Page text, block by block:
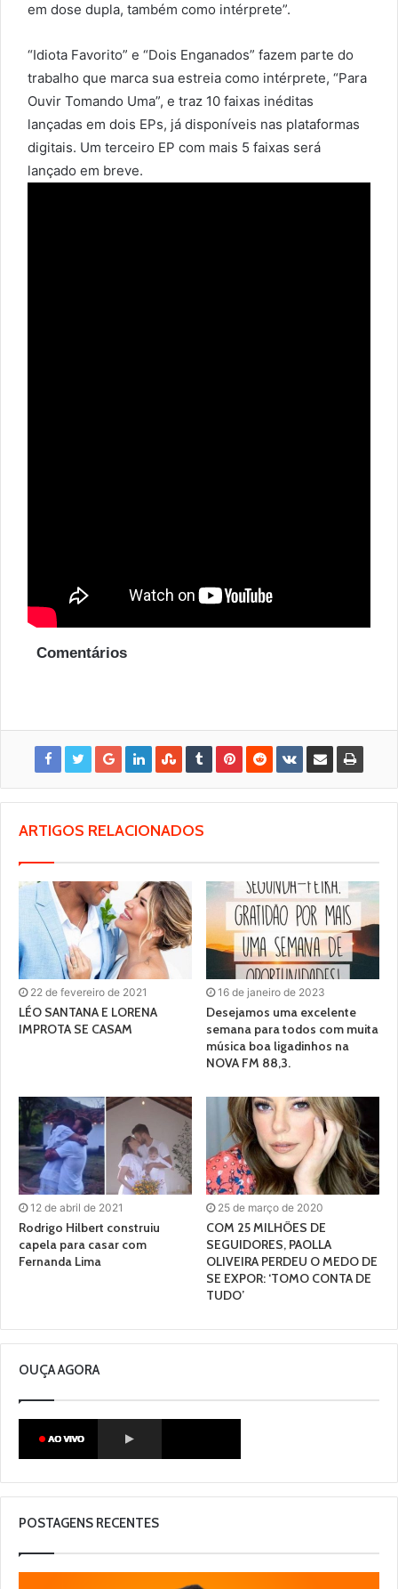
em dose dupla, também como intérprete”.
“Idiota Favorito” e “Dois Enganados” fazem parte do
trabalho que marca sua estreia como intérprete, “Para
Ouvir Tomando Uma”, e traz 10 faixas inéditas
lançadas em dois EPs, já disponíveis nas plataformas
digitais. Um terceiro EP com mais 5 faixas será
lançado em breve.
Comentários
ARTIGOS RELACIONADOS
22 de fevereiro de 2021
LÉO SANTANA E LORENA
IMPROTA SE CASAM
16 de janeiro de 2023
Desejamos uma excelente
semana para todos com muita
música boa ligadinhos na
NOVA FM 88,3.
12 de abril de 2021
Rodrigo Hilbert construiu
capela para casar com
Fernanda Lima
25 de março de 2020
COM 25 MILHÕES DE
SEGUIDORES, PAOLLA
OLIVEIRA PERDEU O MEDO DE
SE EXPOR: ‘TOMO CONTA DE
TUDO’
OUÇA AGORA
POSTAGENS RECENTES